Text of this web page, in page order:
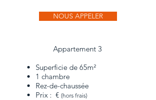
NOUS APPELER
Appartement 3
Superficie de 65m²
1 chambre
Rez-de-chaussée
Prix : € (hors frais)